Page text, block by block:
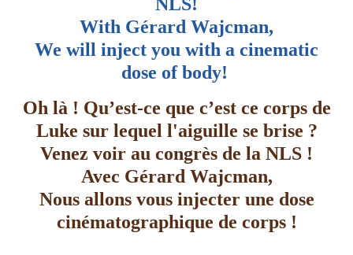
NLS!
With Gérard Wajcman,
We will inject you with a cinematic
dose of body!
Oh là ! Qu’est-ce que c’est ce corps de
Luke sur lequel l'aiguille se brise ?
Venez voir au congrès de la NLS !
Avec Gérard Wajcman,
Nous allons vous injecter une dose
cinématographique de corps !